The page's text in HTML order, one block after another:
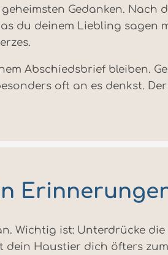
Gedanken. Nach
du deinem Liebling sagen
Abschiedsbrief bleiben.
oft an es denkst.
Wichtig ist: Unterdrücke
Haustier dich öfters